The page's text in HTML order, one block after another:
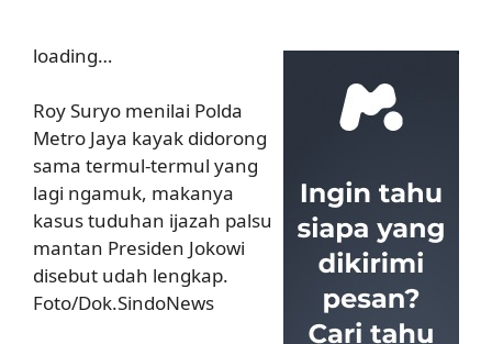
loading…
Roy Suryo menilai Polda
Metro Jaya kayak didorong
sama termul-termul yang
lagi ngamuk, makanya
kasus tuduhan ijazah palsu
mantan Presiden Jokowi
disebut udah lengkap.
Foto/Dok.SindoNews